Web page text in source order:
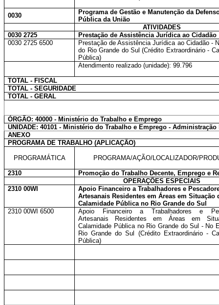
0030
Programa de Gestão e Manutenção da
Pública da União
ATIVIDADES
0030 2725
Prestação de Assistência Jurídica ao Cidadão
0030 2725 6500
Prestação de Assistência Jurídica ao Cidadão -
do Rio Grande do Sul (Crédito Extraordinário -
Pública)
Atendimento realizado (unidade): 99.796
TOTAL - FISCAL
TOTAL - SEGURIDADE
TOTAL - GERAL
ÓRGÃO: 40000 - Ministério do Trabalho e Emprego
UNIDADE: 40101 - Ministério do Trabalho e Emprego - Administração
ANEXO
PROGRAMA DE TRABALHO (APLICAÇÃO)
PROGRAMÁTICA PROGRAMA/AÇÃO/LOCALIZADOR/
2310
Promoção do Trabalho Decente, Emprego e
OPERAÇÕES ESPECIAIS
2310 00WI
Apoio Financeiro a Trabalhadores e
Artesanais Residentes em Áreas em Situação
Calamidade Pública no Rio Grande do Sul
2310 00WI 6500
Apoio Financeiro a Trabalhadores e
Artesanais Residentes em Áreas em
Calamidade Pública no Rio Grande do Sul - No
Rio Grande do Sul (Crédito Extraordinário -
Pública)